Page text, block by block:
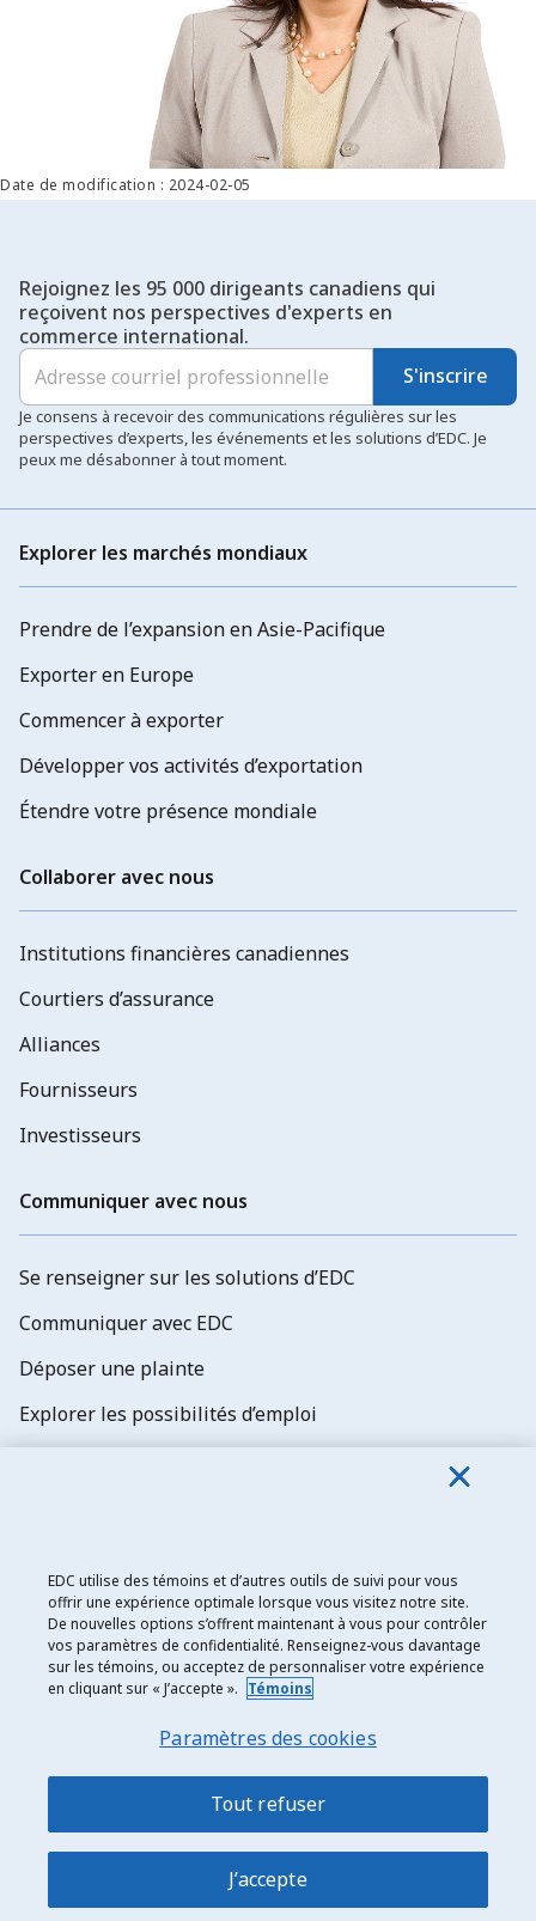
Date de modification : 2024-02-05
Rejoignez les 95 000 dirigeants canadiens qui
reçoivent nos perspectives d'experts en
commerce international.
S'inscrire
Je consens à recevoir des communications régulières sur les
perspectives d’experts, les événements et les solutions d’EDC. Je
peux me désabonner à tout moment.
Explorer les marchés mondiaux
Prendre de l’expansion en Asie-Pacifique
Exporter en Europe
Commencer à exporter
Développer vos activités d’exportation
Étendre votre présence mondiale
Collaborer avec nous
Institutions financières canadiennes
Courtiers d’assurance
Alliances
Fournisseurs
Investisseurs
Communiquer avec nous
Se renseigner sur les solutions d’EDC
Communiquer avec EDC
Déposer une plainte
Explorer les possibilités d’emploi
Exportation et développement Canada
Énoncé de confidentialité
Plan du site
EDC utilise des témoins et d’autres outils de suivi pour vous
offrir une expérience optimale lorsque vous visitez notre site.
De nouvelles options s’offrent maintenant à vous pour contrôler
vos paramètres de confidentialité. Renseignez-vous davantage
sur les témoins, ou acceptez de personnaliser votre expérience
en cliquant sur « J’accepte ». Témoins
Paramètres des cookies
Tout refuser
J’accepte